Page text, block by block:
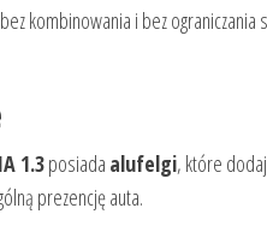
kombinowania i bez ograniczania
1.3posiada alufelgi, które
prezencję auta.